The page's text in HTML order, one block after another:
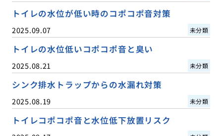
トイレの水位が低い時のコポコポ音対策
2025.09.07 未分類
トイレの水位低いコポコポ音と臭い
2025.08.21 未分類
シンク排水トラップからの水漏れ対策
2025.08.19 未分類
トイレコポコポ音と水位低下放置リスク